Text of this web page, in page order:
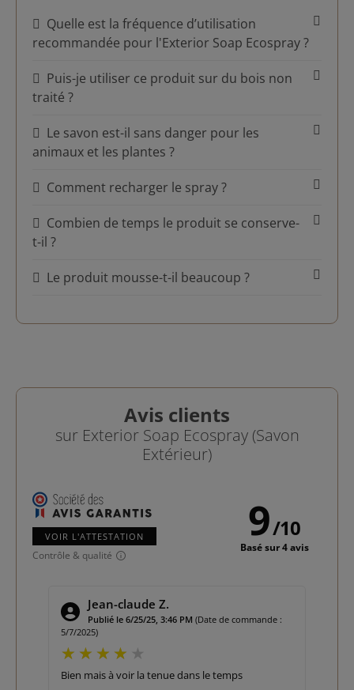
Quelle est la fréquence d’utilisation
recommandée pour l'Exterior Soap Ecospray ?
Puis-je utiliser ce produit sur du bois non
traité ?
Le savon est-il sans danger pour les
animaux et les plantes ?
Comment recharger le spray ?
Combien de temps le produit se conserve-
t-il ?
Le produit mousse-t-il beaucoup ?
Avis clients
sur Exterior Soap Ecospray (Savon
Extérieur)
VOIR L'ATTESTATION
Contrôle & qualité
9/10
Basé sur 4 avis
Jean-claude Z.
Publié le 6/25/25, 3:46 PM (Date de commande :
5/7/2025)
Bien mais à voir la tenue dans le temps